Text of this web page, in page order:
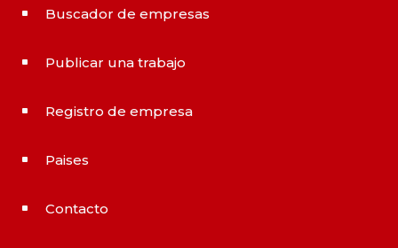
^ Buscador de empresas
^ Publicar una trabajo
^ Registro de empresa
^ Paises
^ Contacto